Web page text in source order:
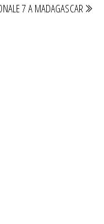
7 A MADAGASCAR